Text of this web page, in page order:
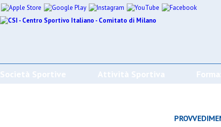
Società Sportive Attività Sportiva